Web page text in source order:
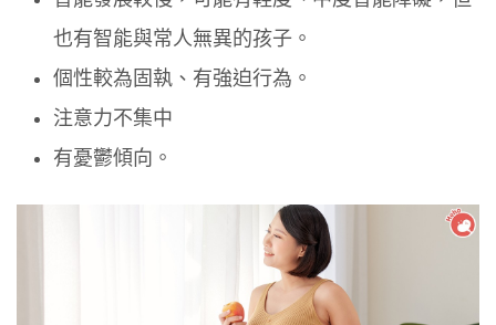
也有智能與常人無異的孩子。
個性較為固執、有強迫行為。
注意力不集中
有憂鬱傾向。